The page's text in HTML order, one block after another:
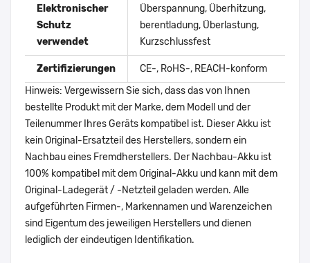
Elektronischer
Schutz
verwendet
Überspannung, Überhitzung,
berentladung, Überlastung,
Kurzschlussfest
Zertifizierungen
CE-, RoHS-, REACH-konform
Hinweis: Vergewissern Sie sich, dass das von Ihnen
bestellte Produkt mit der Marke, dem Modell und der
Teilenummer Ihres Geräts kompatibel ist. Dieser Akku ist
kein Original-Ersatzteil des Herstellers, sondern ein
Nachbau eines Fremdherstellers. Der Nachbau-Akku ist
100% kompatibel mit dem Original-Akku und kann mit dem
Original-Ladegerät / -Netzteil geladen werden. Alle
aufgeführten Firmen-, Markennamen und Warenzeichen
sind Eigentum des jeweiligen Herstellers und dienen
lediglich der eindeutigen Identifikation.